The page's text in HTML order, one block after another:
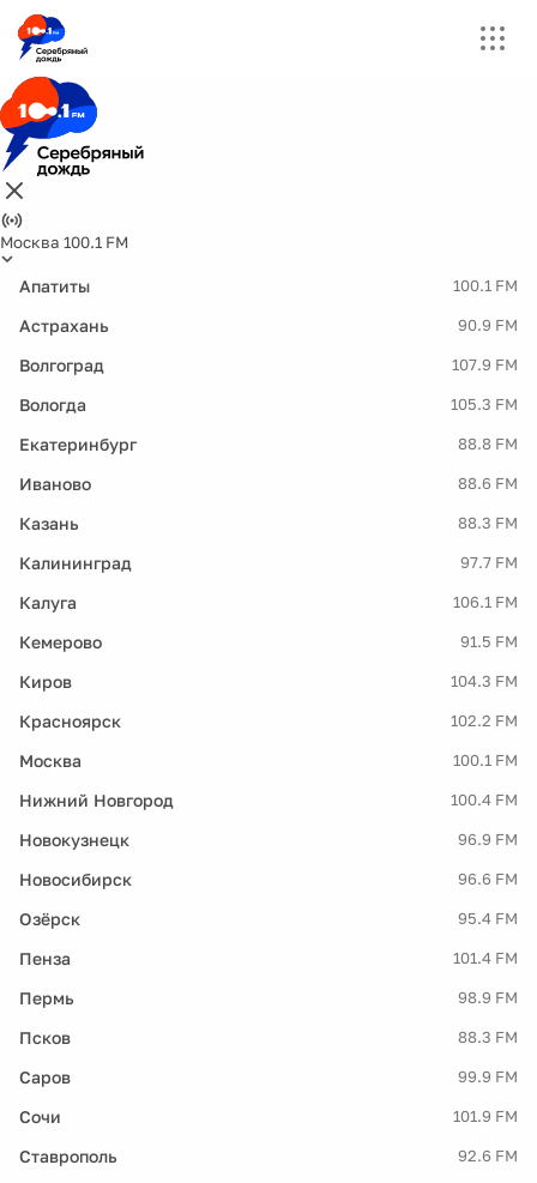
Москва 100.1 FM
Апатиты 100.1 FM
Астрахань 90.9 FM
Волгоград 107.9 FM
Вологда 105.3 FM
Екатеринбург 88.8 FM
Иваново 88.6 FM
Казань 88.3 FM
Калининград 97.7 FM
Калуга 106.1 FM
Кемерово 91.5 FM
Киров 104.3 FM
Красноярск 102.2 FM
Москва 100.1 FM
Нижний Новгород 100.4 FM
Новокузнецк 96.9 FM
Новосибирск 96.6 FM
Озёрск 95.4 FM
Пенза 101.4 FM
Пермь 98.9 FM
Псков 88.3 FM
Саров 99.9 FM
Сочи 101.9 FM
Ставрополь 92.6 FM